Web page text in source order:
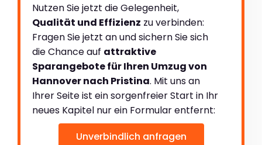
Nutzen Sie jetzt die Gelegenheit,
Qualität und Effizienz zu verbinden:
Fragen Sie jetzt an und sichern Sie sich
die Chance auf attraktive
Sparangebote für Ihren Umzug von
Hannover nach Pristina. Mit uns an
Ihrer Seite ist ein sorgenfreier Start in Ihr
neues Kapitel nur ein Formular entfernt:
Unverbindlich anfragen